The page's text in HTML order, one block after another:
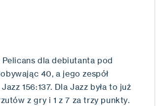
dla debiutanta pod
40, a jego zespół
156:137. Dla Jazz była to już
z gry i 1 z 7 za trzy punkty.